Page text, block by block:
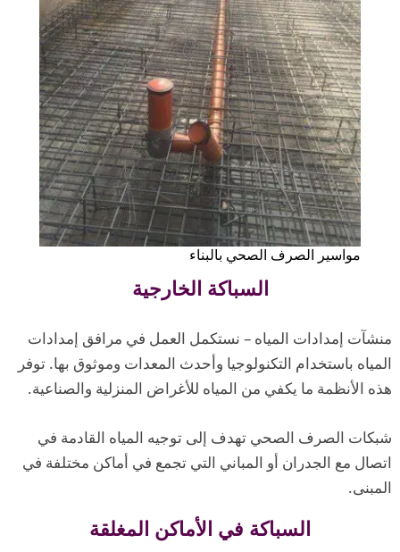
مواسير الصرف الصحي بالبناء
السباكة الخارجية
منشآت إمدادات المياه – نستكمل العمل في مرافق إمدادات
المياه باستخدام التكنولوجيا وأحدث المعدات وموثوق بها. توفر
هذه الأنظمة ما يكفي من المياه للأغراض المنزلية والصناعية.
شبكات الصرف الصحي تهدف إلى توجيه المياه القادمة في
اتصال مع الجدران أو المباني التي تجمع في أماكن مختلفة في
المبنى.
السباكة في الأماكن المغلقة